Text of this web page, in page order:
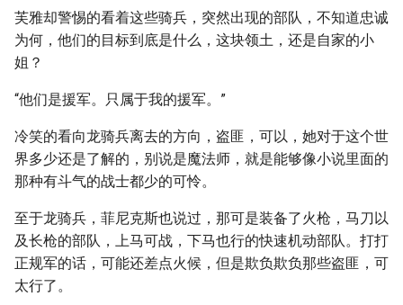
芙雅却警惕的看着这些骑兵，突然出现的部队，不知道忠诚
为何，他们的目标到底是什么，这块领土，还是自家的小
姐？
“他们是援军。只属于我的援军。”
冷笑的看向龙骑兵离去的方向，盗匪，可以，她对于这个世
界多少还是了解的，别说是魔法师，就是能够像小说里面的
那种有斗气的战士都少的可怜。
至于龙骑兵，菲尼克斯也说过，那可是装备了火枪，马刀以
及长枪的部队，上马可战，下马也行的快速机动部队。打打
正规军的话，可能还差点火候，但是欺负欺负那些盗匪，可
太行了。